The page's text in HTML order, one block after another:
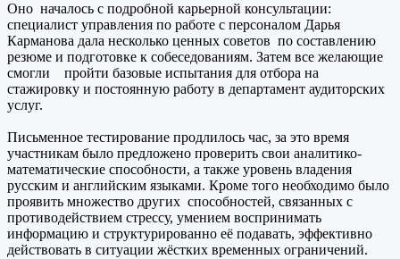
Оно началось с подробной карьерной консультации:
специалист управления по работе с персоналом Дарья
Карманова дала несколько ценных советов по составлению
резюме и подготовке к собеседованиям. Затем все желающие
смогли пройти базовые испытания для отбора на
стажировку и постоянную работу в департамент аудиторских
услуг.
Письменное тестирование продлилось час, за это время
участникам было предложено проверить свои аналитико-
математические способности, а также уровень владения
русским и английским языками. Кроме того необходимо было
проявить множество других способностей, связанных с
противодействием стрессу, умением воспринимать
информацию и структурированно её подавать, эффективно
действовать в ситуации жёстких временных ограничений.